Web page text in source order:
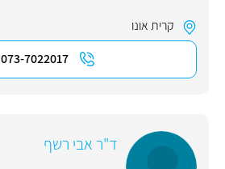
קרית אונו
073-7022017
ד"ר אבי רשף